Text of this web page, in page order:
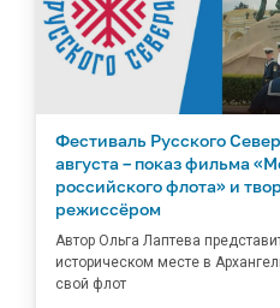
Фестиваль Русского
августа – показ фильма
российского флота» и
режиссёром
Автор Ольга Лаптева
историческом месте в
свой флот